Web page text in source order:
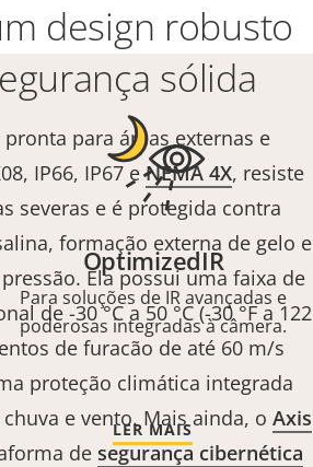
design robusto
sólida
para áreas externas e
IP66, IP67 eNEMA 4X, resiste
severas e é protegida contra
formação externa de gelo e
Ela possui uma faixa de
de -30 °C a 50 °C (-30 °F a 122
de furacão de até 60 m/s
proteção climática integrada
e vento. Mais ainda, o Axis
de segurança cibernética
OptimizedIR
Para soluções de IR avançadas e
poderosas integradas à câmera.
LER MAIS